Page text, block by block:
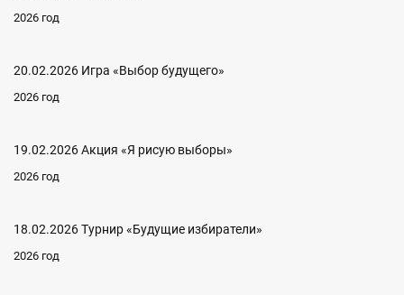
2026 год
20.02.2026 Игра «Выбор будущего»
2026 год
19.02.2026 Акция «Я рисую выборы»
2026 год
18.02.2026 Турнир «Будущие избиратели»
2026 год